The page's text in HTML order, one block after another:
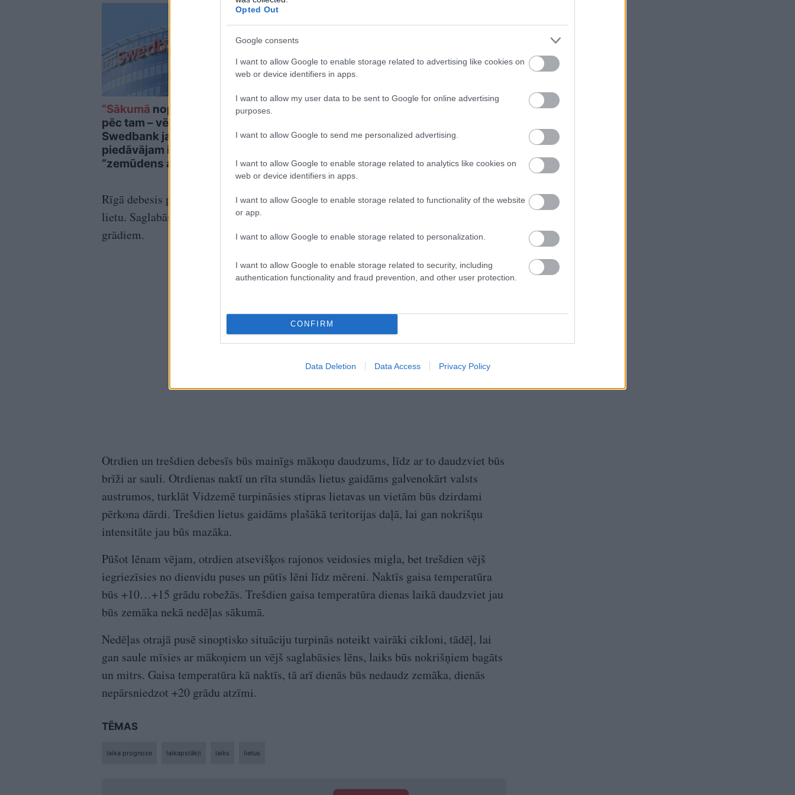
Opted Out
Google consents
I want to allow Google to enable storage related to advertising like cookies on
web or device identifiers in apps.
I want to allow my user data to be sent to Google for online advertising
purposes.
I want to allow Google to send me personalized advertising.
I want to allow Google to enable storage related to analytics like cookies on
web or device identifiers in apps.
I want to allow Google to enable storage related to functionality of the website
or app.
I want to allow Google to enable storage related to personalization.
I want to allow Google to enable storage related to security, including
authentication functionality and fraud prevention, and other user protection.
CONFIRM
Data Deletion Data Access Privacy Policy
“Sākumā nopriecājos,
pēc tam – vē…”
Swedbank jaunajam
piedāvājam ir būtisks
“zemūdens akmens”
Jaunups par robežas
Dombrava nemelo,
karus
Rīgā debesis pārsvarā aizklās mākoņi, un dienas otrajā pusē tie atnesīs arī īslaicīgu
lietu. Saglabāsies lēns vējš, un gaisa temperatūra paaugstināsies līdz +21…+23
grādiem.
Otrdien un trešdien debesīs būs mainīgs mākoņu daudzums, līdz ar to daudzviet būs
brīži ar sauli. Otrdienas naktī un rīta stundās lietus gaidāms galvenokārt valsts
austrumos, turklāt Vidzemē turpināsies stipras lietavas un vietām būs dzirdami
pērkona dārdi. Trešdien lietus gaidāms plašākā teritorijas daļā, lai gan nokrišņu
intensitāte jau būs mazāka.
Pūšot lēnam vējam, otrdien atsevišķos rajonos veidosies migla, bet trešdien vējš
iegriezīsies no dienvidu puses un pūtīs lēni līdz mēreni. Naktīs gaisa temperatūra
būs +10…+15 grādu robežās. Trešdien gaisa temperatūra dienas laikā daudzviet jau
būs zemāka nekā nedēļas sākumā.
Nedēļas otrajā pusē sinoptisko situāciju turpinās noteikt vairāki cikloni, tādēļ, lai
gan saule mīsies ar mākoņiem un vējš saglabāsies lēns, laiks būs nokrišņiem bagāts
un mitrs. Gaisa temperatūra kā naktīs, tā arī dienās būs nedaudz zemāka, dienās
nepārsniedzot +20 grādu atzīmi.
TĒMAS
laika prognoze laikapstākļi laiks lietus